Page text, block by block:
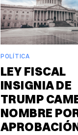
POLÍTICA
LEY FISCAL
INSIGNIA DE
TRUMP
NOMBRE